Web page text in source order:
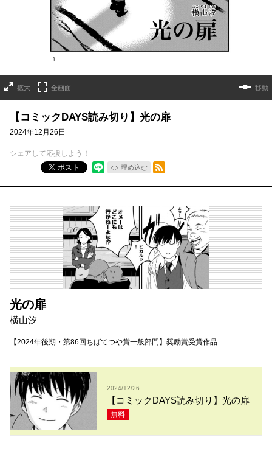
拡大 全画面 移動
【コミックDAYS読み切り】光の扉
2024年12月26日
シェアして応援しよう！
ポスト
埋め込む
RSSフィード
光の扉
横山汐
【2024年後期・第86回ちばてつや賞一般部門】奨励賞受賞作品
2024/12/26
【コミックDAYS読み切り】光の扉
無料